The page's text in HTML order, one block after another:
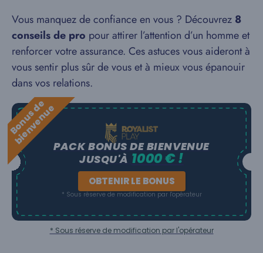
Vous manquez de confiance en vous ? Découvrez 8
conseils de pro pour attirer l’attention d’un homme et
renforcer votre assurance. Ces astuces vous aideront à
vous sentir plus sûr de vous et à mieux vous épanouir
dans vos relations.
B
o
n
u
s
d
e
b
i
e
n
v
e
n
u
ePACK BONUS DE BIENVENUE
JUSQU'À 1000 € !
OBTENIR LE BONUS
* Sous réserve de modification par l'opérateur
* Sous réserve de modification par l'opérateur